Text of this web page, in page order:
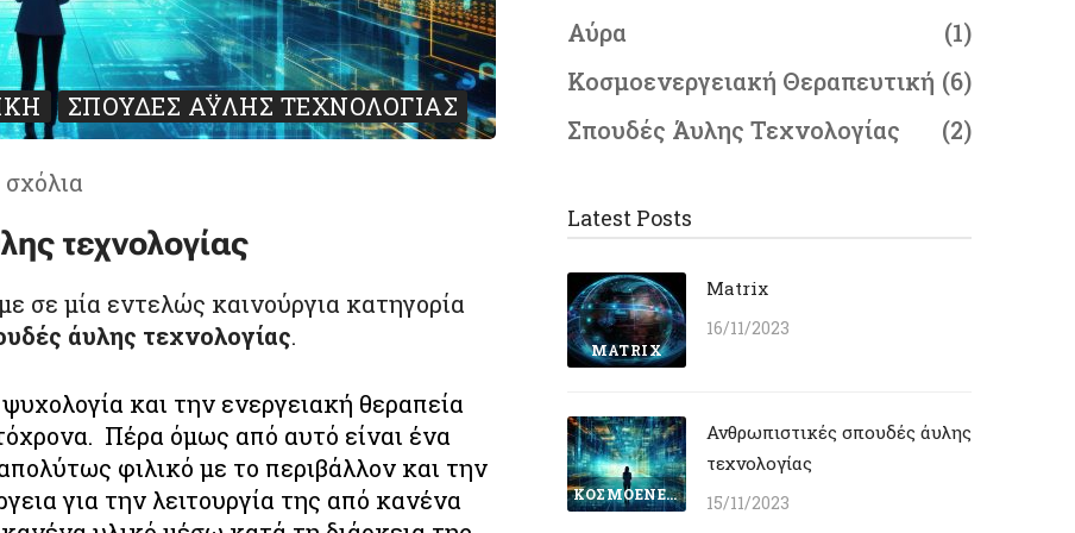
ΣΠΟΥΔΈΣ ΆΥΛΗΣ ΤΕΧΝΟΛΟΓΊΑΣ
σχόλια
τεχνολογίας
σε μία εντελώς καινούργια κατηγορία
άυλης τεχνολογίας.
και την ενεργειακή θεραπεία
Πέρα όμως από αυτό είναι ένα
φιλικό με το περιβάλλον και την
για την λειτουργία της από κανένα
Αύρα
(1)
Κοσμοενεργειακή Θεραπευτική (6)
Σπουδές Άυλης Τεχνολογίας
(2)
Latest Posts
MATRIX
Matrix
16/11/2023
ΚΟΣΜΟΕΝΕΡΓΕΙΑΚΉ ΘΕΡΑΠΕΥΤΙΚΉ
Ανθρωπιστικές σπουδές άυλης
τεχνολογίας
15/11/2023